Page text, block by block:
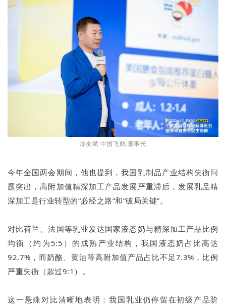
冷友斌 中国飞鹤 董事长
今年全国两会期间，他也提到，我国乳制品产业结构失衡问
题突出，高附加值精深加工产品发展严重滞后，发展乳品精
深加工是行业转型的“必经之路”和“破局关键”。
对比荷兰、法国等乳业发达国家液态奶与精深加工产品比例
均衡（约为5:5）的成熟产业结构，我国液态奶占比高达
92.7%，而奶酪、黄油等高附加值产品占比不足7.3%，比例
严重失衡（超过9:1）。
这一悬殊对比清晰地表明：我国乳业仍停留在初级产品阶